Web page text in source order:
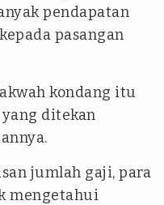
pendapatan
pasangan
kondang itu
ditekan
jumlah gaji, para
mengetahui